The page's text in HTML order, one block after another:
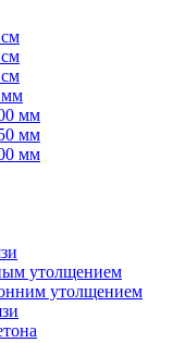
мм
мм
мм
мм
утолщением
утолщением